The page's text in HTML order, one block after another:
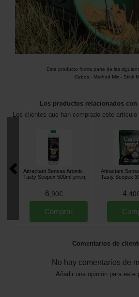
Este producto forma parte de las
Cebos- Method Mix - Stick
Los productos relacionados con
Los clientes que han comprado este artículo
Attractant Sensas Aromix
Tasty Scopex 500ml [244541]
6 90€
Comprar
Attractant
Tasty Scopex
4 40
Comentarios de
No hay comentarios de
Añadir una opinión para este